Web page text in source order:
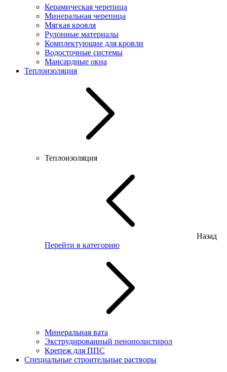
Керамическая черепица
Минеральная черепица
Мягкая кровля
Рулонные материалы
Комплектующие для кровли
Водосточные системы
Мансардные окна
Теплоизоляция
Теплоизоляция
Назад
Перейти в категорию
Минеральная вата
Экструдированный пенополистирол
Крепеж для ППС
Специальные строительные растворы